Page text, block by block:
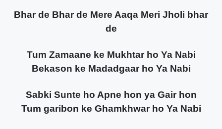
Bhar de Bhar de Mere Aaqa Meri Jholi bhar
de
Tum Zamaane ke Mukhtar ho Ya Nabi
Bekason ke Madadgaar ho Ya Nabi
Sabki Sunte ho Apne hon ya Gair hon
Tum garibon ke Ghamkhwar ho Ya Nabi